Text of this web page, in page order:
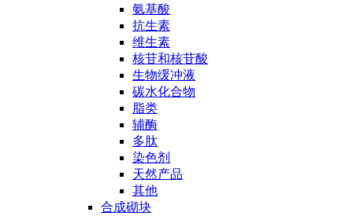
氨基酸
抗生素
维生素
核苷和核苷酸
生物缓冲液
碳水化合物
脂类
辅酶
多肽
染色剂
天然产品
其他
合成砌块